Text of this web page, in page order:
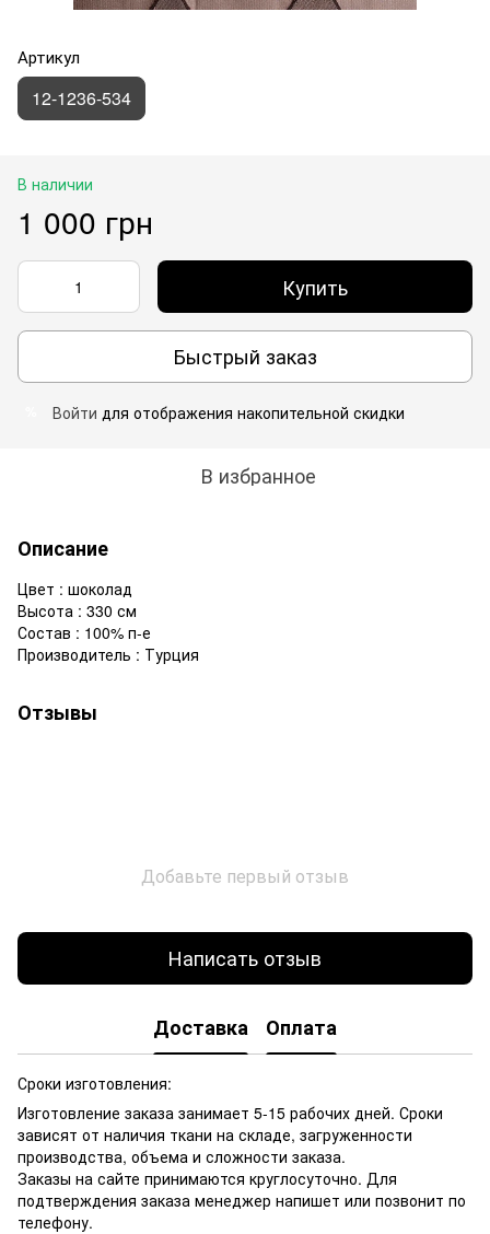
Артикул
12-1236-534
В наличии
1 000 грн
Купить
Быстрый заказ
Войти для отображения накопительной скидки
В избранное
Описание
Цвет : шоколад
Высота : 330 см
Состав : 100% п-е
Производитель : Турция
Отзывы
Добавьте первый отзыв
Написать отзыв
Доставка Оплата
Сроки изготовления:
Изготовление заказа занимает 5-15 рабочих дней. Сроки
зависят от наличия ткани на складе, загруженности
производства, объема и сложности заказа.
Заказы на сайте принимаются круглосуточно. Для
подтверждения заказа менеджер напишет или позвонит по
телефону.